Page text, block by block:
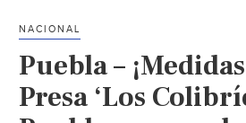
NACIONAL
Puebla –
Presa ‘Los